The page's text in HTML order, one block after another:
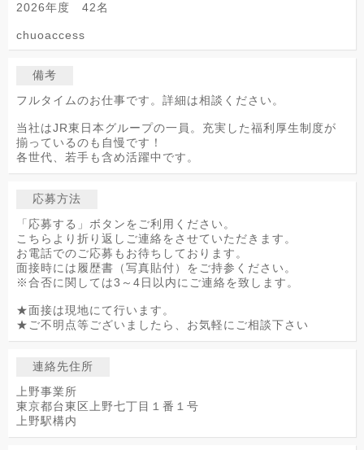
2026年度 42名
chuoaccess
備考
フルタイムのお仕事です。詳細は相談ください。
当社はJR東日本グループの一員。充実した福利厚生制度が
揃っているのも自慢です！
各世代、若手も含め活躍中です。
応募方法
「応募する」ボタンをご利用ください。
こちらより折り返しご連絡をさせていただきます。
お電話でのご応募もお待ちしております。
面接時には履歴書（写真貼付）をご持参ください。
※合否に関しては3～4日以内にご連絡を致します。
★面接は現地にて行います。
★ご不明点等ございましたら、お気軽にご相談下さい
連絡先住所
上野事業所
東京都台東区上野七丁目１番１号
上野駅構内